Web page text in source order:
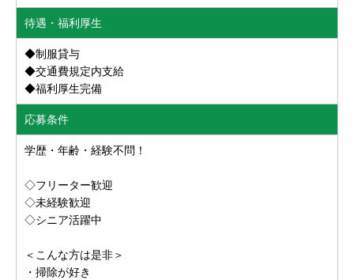
待遇・福利厚生
◆制服貸与
◆交通費規定内支給
◆福利厚生完備
応募条件
学歴・年齢・経験不問！
◇フリーター歓迎
◇未経験歓迎
◇シニア活躍中
＜こんな方は是非＞
・掃除が好き